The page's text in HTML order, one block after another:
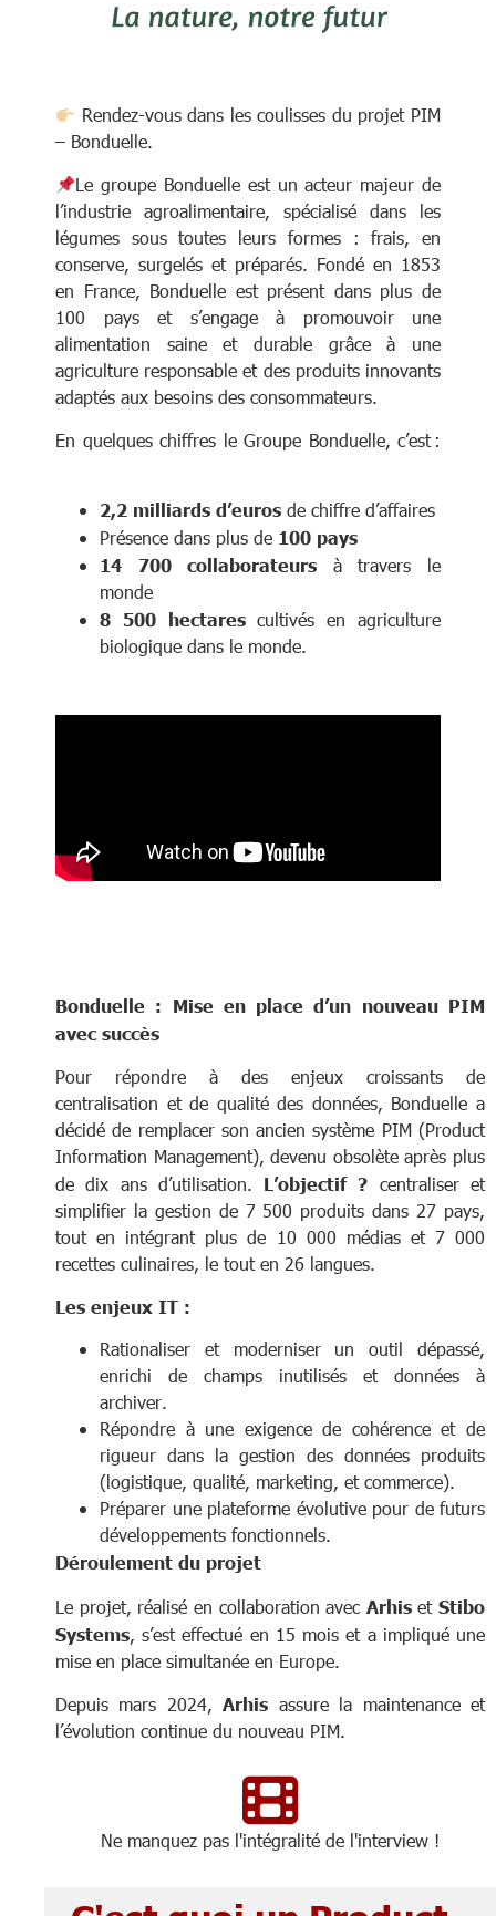
Rendez-vous dans les coulisses du projet PIM
– Bonduelle.
Le groupe Bonduelle est un acteur majeur de
l’industrie agroalimentaire, spécialisé dans les
légumes sous toutes leurs formes : frais, en
conserve, surgelés et préparés. Fondé en 1853
en France, Bonduelle est présent dans plus de
100 pays et s’engage à promouvoir une
alimentation saine et durable grâce à une
agriculture responsable et des produits innovants
adaptés aux besoins des consommateurs.
En quelques chiffres le Groupe Bonduelle, c’est :
2,2 milliards d’euros de chiffre d’affaires
Présence dans plus de 100 pays
14 700 collaborateurs à travers le
monde
8 500 hectarescultivés en agriculture
biologique dans le monde.
Bonduelle : Mise en place d’un nouveau PIM
avec succès
Pour répondre à des enjeux croissants de
centralisation et de qualité des données, Bonduelle a
décidé de remplacer son ancien système PIM (Product
Information Management), devenu obsolète après plus
de dix ans d’utilisation. L’objectif ? centraliser et
simplifier la gestion de 7 500 produits dans 27 pays,
tout en intégrant plus de 10 000 médias et 7 000
recettes culinaires, le tout en 26 langues.
Les enjeux IT :
Rationaliser et moderniser un outil dépassé,
enrichi de champs inutilisés et données à
archiver.
Répondre à une exigence de cohérence et de
rigueur dans la gestion des données produits
(logistique, qualité, marketing, et commerce).
Préparer une plateforme évolutive pour de futurs
développements fonctionnels.
Déroulement du projet
Le projet, réalisé en collaboration avec Arhiset Stibo
Systems, s’est effectué en 15 mois et a impliqué une
mise en place simultanée en Europe.
Depuis mars 2024,Arhis assure la maintenance et
l’évolution continue du nouveau PIM.
Ne manquez pas l'intégralité de l'interview !